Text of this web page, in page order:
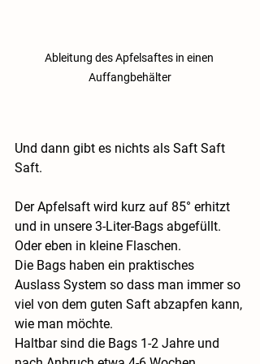
Ableitung des Apfelsaftes in einen
Auffangbehälter
Und dann gibt es nichts als Saft Saft
Saft.
Der Apfelsaft wird kurz auf 85° erhitzt
und in unsere 3-Liter-Bags abgefüllt.
Oder eben in kleine Flaschen.
Die Bags haben ein praktisches
Auslass System so dass man immer so
viel von dem guten Saft abzapfen kann,
wie man möchte.
Haltbar sind die Bags 1-2 Jahre und